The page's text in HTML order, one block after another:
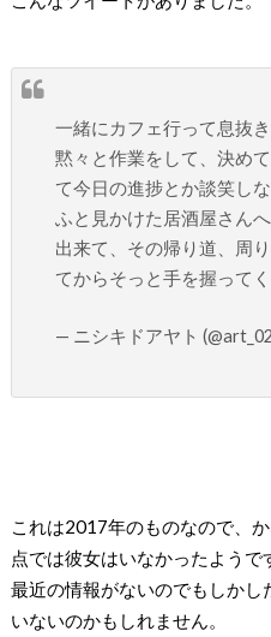
一緒にカフェ行って息抜
黙々と作業をして、決め
て今日の進捗とか談笑し
ふと見かけた居酒屋さん
出来て、その帰り道、周
てからそっと手を握って
— ニシキドアヤト
これは2017年のものなので、
点では彼女はいなかったようで
最近の情報がないのでもしかし
いないのかもしれません。